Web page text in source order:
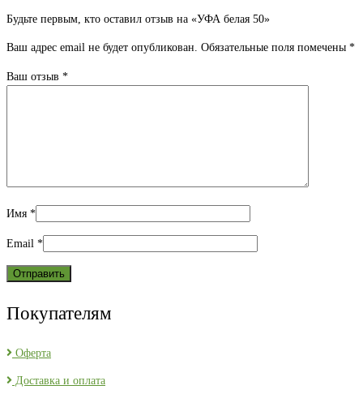
Будьте первым, кто оставил отзыв на «УФА белая 50»
Ваш адрес email не будет опубликован. Обязательные поля помечены *
Ваш отзыв *
Имя *
Email *
Покупателям
Оферта
Доставка и оплата